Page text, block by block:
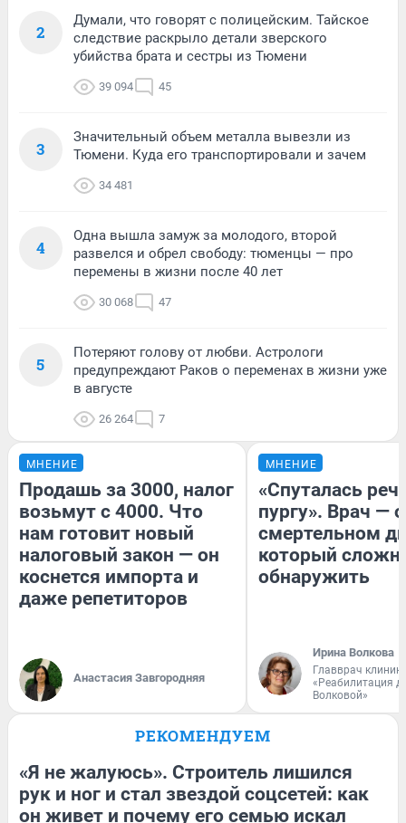
2
Думали, что говорят с полицейским. Тайское
следствие раскрыло детали зверского
убийства брата и сестры из Тюмени
39 094 45
3
Значительный объем металла вывезли из
Тюмени. Куда его транспортировали и зачем
34 481
4
Одна вышла замуж за молодого, второй
развелся и обрел свободу: тюменцы — про
перемены в жизни после 40 лет
30 068 47
5
Потеряют голову от любви. Астрологи
предупреждают Раков о переменах в жизни уже
в августе
26 264 7
МНЕНИЕ
Продашь за 3000, налог
возьмут с 4000. Что
нам готовит новый
налоговый закон — он
коснется импорта и
даже репетиторов
Анастасия Завгородняя
МНЕНИЕ
«Спуталась
пургу». Врач — о
смертельном
который
обнаружить
Ирина Волкова
Главврач
«Реабилитация
Волковой»
РЕКОМЕНДУЕМ
«Я не жалуюсь». Строитель лишился
рук и ног и стал звездой соцсетей: как
он живет и почему его семью искал